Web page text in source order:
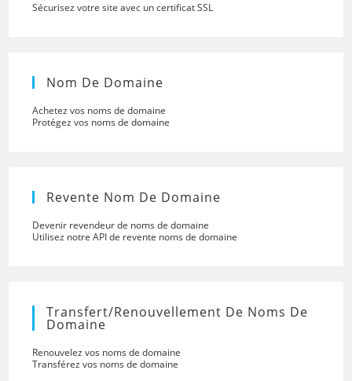
Sécurisez votre site avec un certificat SSL
Nom De Domaine
Achetez vos noms de domaine
Protégez vos noms de domaine
Revente Nom De Domaine
Devenir revendeur de noms de domaine
Utilisez notre API de revente noms de domaine
Transfert/renouvellement De Noms De
Domaine
Renouvelez vos noms de domaine
Transférez vos noms de domaine